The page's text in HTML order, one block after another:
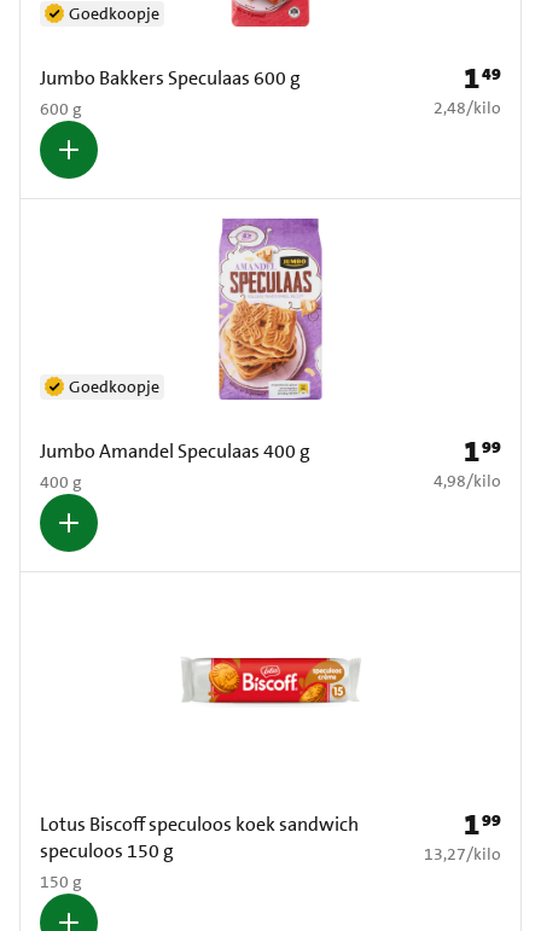
Jumbo Bakkers Speculaas 600 g
600 g
Goedkoopje
Prijs: €
149
€ 2,48 per kilo
2,48/kilo
Jumbo Amandel Speculaas 400 g
400 g
Goedkoopje
Prijs: €
199
€ 4,98 per kilo
4,98/kilo
Lotus Biscoff speculoos koek sandwich
speculoos 150 g
150 g
Prijs: €
199
€ 13,27 per kilo
13,27/kilo